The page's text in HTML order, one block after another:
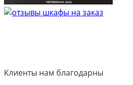
Клиенты нам благодарны